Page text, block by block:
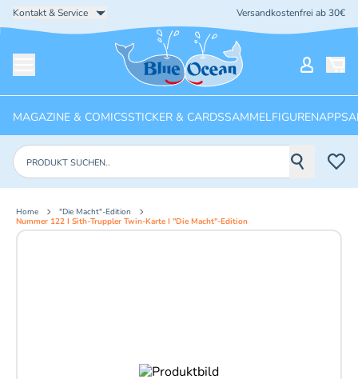
Kontakt & Service Versandkostenfrei ab 30€
Startseite
MAGAZINE & COMICSSTICKER & CARDSSAMMELFIGURENAPPS
Produkte suchen
Home
"Die Macht"-Edition
Nummer 122 I Sith-Truppler Twin-Karte I "Die Macht"-Edition